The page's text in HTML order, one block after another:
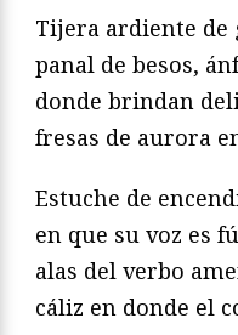
Tijera ardiente de
panal de besos,
donde brindan
fresas de aurora
Estuche de
en que su voz es
alas del verbo
cáliz en donde el